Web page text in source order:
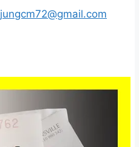
jungcm72@gmail.com